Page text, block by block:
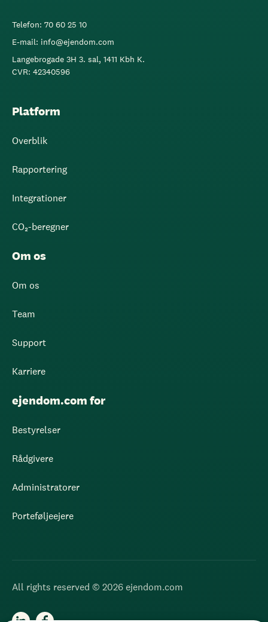
Telefon: 70 60 25 10
E-mail: info@ejendom.com
Langebrogade 3H 3. sal, 1411 Kbh K.
CVR: 42340596
Platform
Overblik
Rapportering
Integrationer
CO₂-beregner
Om os
Om os
Team
Support
Karriere
ejendom.com for
Bestyrelser
Rådgivere
Administratorer
Porteføljeejere
All rights reserved © 2026 ejendom.com